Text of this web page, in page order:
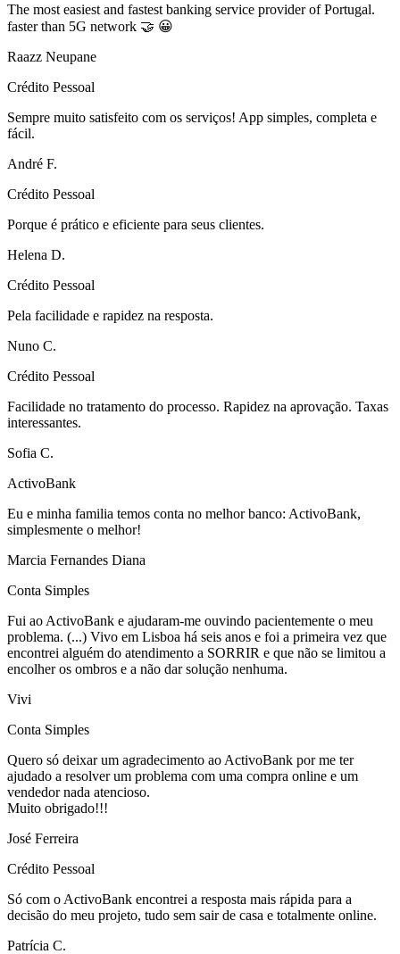
The most easiest and fastest banking service provider of Portugal.
faster than 5G network 🤝 😀
Raazz Neupane
Crédito Pessoal
Sempre muito satisfeito com os serviços! App simples, completa e
fácil.
André F.
Crédito Pessoal
Porque é prático e eficiente para seus clientes.
Helena D.
Crédito Pessoal
Pela facilidade e rapidez na resposta.
Nuno C.
Crédito Pessoal
Facilidade no tratamento do processo. Rapidez na aprovação. Taxas
interessantes.
Sofia C.
ActivoBank
Eu e minha familia temos conta no melhor banco: ActivoBank,
simplesmente o melhor!
Marcia Fernandes Diana
Conta Simples
Fui ao ActivoBank e ajudaram-me ouvindo pacientemente o meu
problema. (...) Vivo em Lisboa há seis anos e foi a primeira vez que
encontrei alguém do atendimento a SORRIR e que não se limitou a
encolher os ombros e a não dar solução nenhuma.
Vivi
Conta Simples
Quero só deixar um agradecimento ao ActivoBank por me ter
ajudado a resolver um problema com uma compra online e um
vendedor nada atencioso.
Muito obrigado!!!
José Ferreira
Crédito Pessoal
Só com o ActivoBank encontrei a resposta mais rápida para a
decisão do meu projeto, tudo sem sair de casa e totalmente online.
Patrícia C.